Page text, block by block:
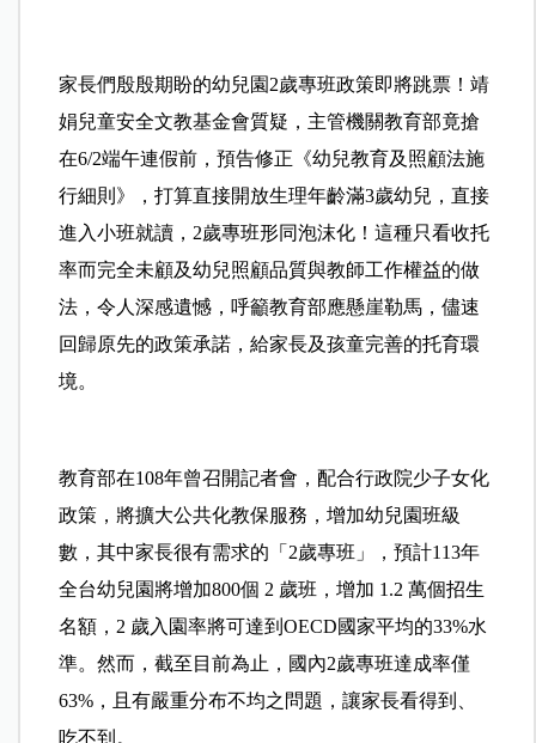
家長們殷殷期盼的幼兒園2歲專班政策即將跳票！靖
娟兒童安全文教基金會質疑，主管機關教育部竟搶
在6/2端午連假前，預告修正《幼兒教育及照顧法施
行細則》，打算直接開放生理年齡滿3歲幼兒，直接
進入小班就讀，2歲專班形同泡沫化！這種只看收托
率而完全未顧及幼兒照顧品質與教師工作權益的做
法，令人深感遺憾，呼籲教育部應懸崖勒馬，儘速
回歸原先的政策承諾，給家長及孩童完善的托育環
境。
教育部在108年曾召開記者會，配合行政院少子女化
政策，將擴大公共化教保服務，增加幼兒園班級
數，其中家長很有需求的「2歲專班」，預計113年
全台幼兒園將增加800個 2 歲班，增加 1.2 萬個招生
名額，2 歲入園率將可達到OECD國家平均的33%水
準。然而，截至目前為止，國內2歲專班達成率僅
63%，且有嚴重分布不均之問題，讓家長看得到、
吃不到。